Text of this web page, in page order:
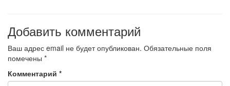
Добавить комментарий
Ваш адрес email не будет опубликован. Обязательные поля
помечены *
Комментарий *